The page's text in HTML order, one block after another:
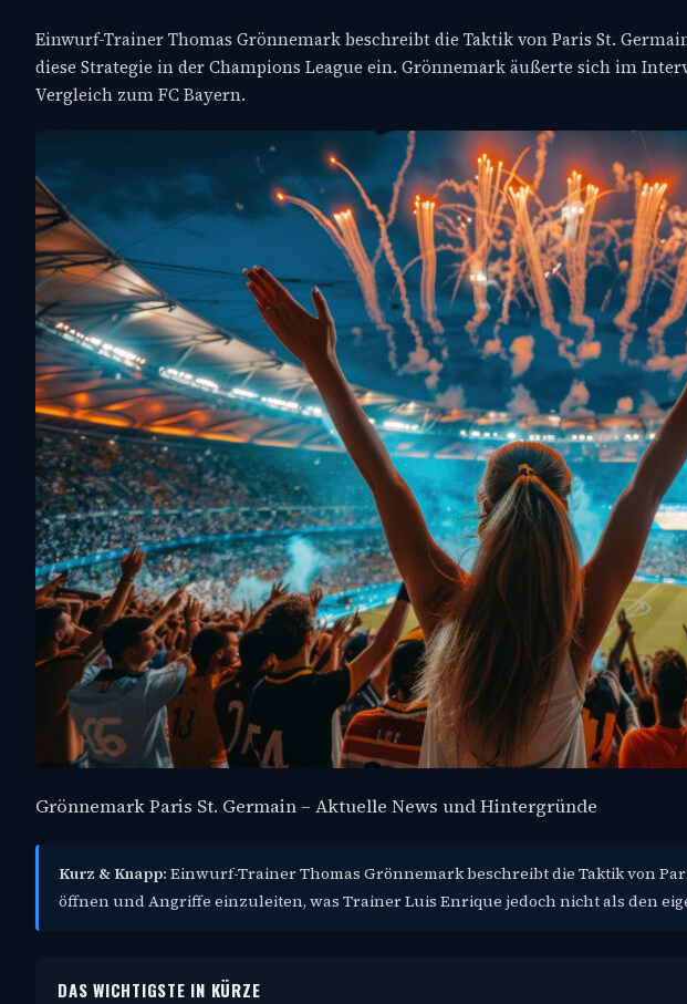
Einwurf-Trainer Thomas Grönnemark beschreibt die Taktik von Paris St.
diese Strategie in der Champions League ein. Grönnemark äußerte sich im
Vergleich zum FC Bayern.
Grönnemark Paris St. Germain – Aktuelle News und Hintergründe
Kurz & Knapp: Einwurf-Trainer Thomas Grönnemark beschreibt die Taktik von
öffnen und Angriffe einzuleiten, was Trainer Luis Enrique jedoch nicht als den
DAS WICHTIGSTE IN KÜRZE